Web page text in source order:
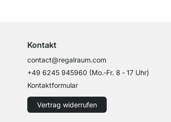
Kontakt
contact@regalraum.com
+49 6245 945960 (Mo.‑Fr. 8 ‑ 17 Uhr)
Kontaktformular
Vertrag widerrufen